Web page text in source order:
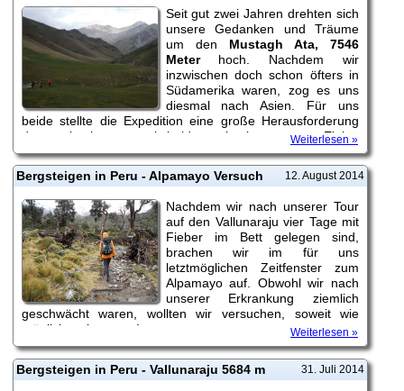
Seit gut zwei Jahren drehten sich
unsere Gedanken und Träume
um den Mustagh Ata, 7546
Meterhoch. Nachdem wir
inzwischen doch schon öfters in
Südamerika waren, zog es uns
diesmal nach Asien. Für uns
beide stellte die Expedition eine große Herausforderung
dar, so hoch waren wir beide noch nie gewesen. Einige
Eindrücke der Reise und der Expedition haben wir
natürlich wieder in einem Bericht auf unserer...
Weiterlesen »
Bergsteigen in Peru - Alpamayo Versuch 12. August 2014
Nachdem wir nach unserer Tour
auf den Vallunaraju vier Tage mit
Fieber im Bett gelegen sind,
brachen wir im für uns
letztmöglichen Zeitfenster zum
Alpamayo auf. Obwohl wir nach
unserer Erkrankung ziemlich
geschwächt waren, wollten wir versuchen, soweit wie
möglich zu kommen!
Weiterlesen »
Bergsteigen in Peru - Vallunaraju 5684 m 31. Juli 2014